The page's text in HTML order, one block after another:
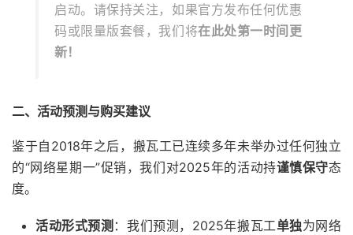
启动。请保持关注，如果官方发布任何优惠
码或限量版套餐，我们将在此处第一时间更
新！
二、活动预测与购买建议
鉴于自2018年之后，搬瓦工已连续多年未举办过任何独立
的“网络星期一”促销，我们对2025年的活动持谨慎保守态
度。
活动形式预测 ：我们预测，2025年搬瓦工单独为网络